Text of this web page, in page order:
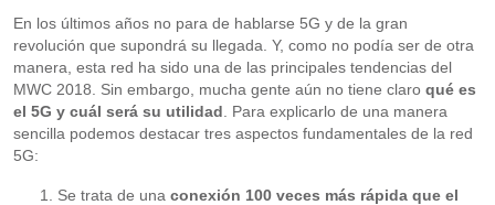
En los últimos años no para de hablarse 5G y de la gran
revolución que supondrá su llegada. Y, como no podía ser de otra
manera, esta red ha sido una de las principales tendencias del
MWC 2018. Sin embargo, mucha gente aún no tiene claroqué es
el 5G y cuál será su utilidad . Para explicarlo de una manera
sencilla podemos destacar tres aspectos fundamentales de la red
5G:
Se trata de una conexión 100 veces más rápida que el